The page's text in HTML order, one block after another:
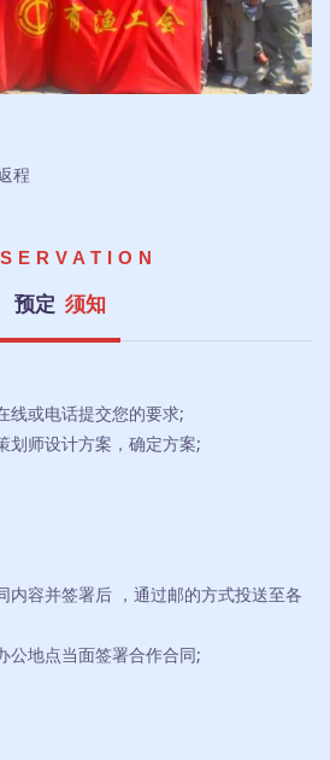
程
预定 须知
线或电话提交您的要求;
划师设计方案，确定方案;
内容并签署后 ，通过邮的方式投送至各
公地点当面签署合作合同;